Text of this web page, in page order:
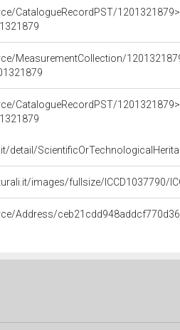
CatalogueRecordPST/1201321879>
MeasurementCollection/
CatalogueRecordPST/1201321879>
detail/
images/fullsize/ICCD1037790/
Address/